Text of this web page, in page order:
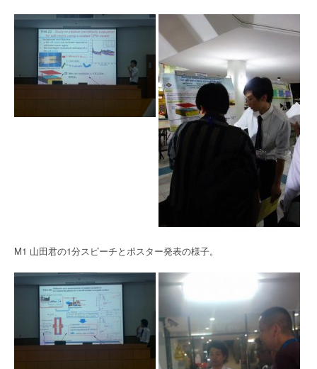
M1 山田君の1分スピーチとポスター発表の様子。